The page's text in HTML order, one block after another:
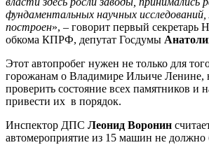
фундаментальных научных исследований,
построен», – говорит первый секретарь
обкома КПРФ, депутат Госдумы
Этот автопробег нужен не только для
горожанам о Владимире Ильиче Ленине,
проверить состояние всех памятников и
привести их в порядок.
Инспектор ДПС Леонид Воронин
автомероприятие из 15 машин не должно